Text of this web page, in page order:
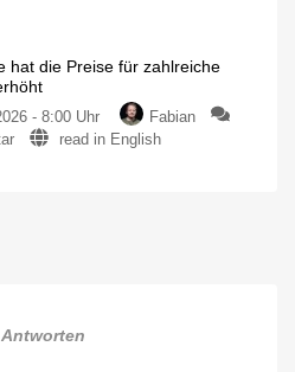
Podcast
die
Geschichte
hat die Preise für zahlreiche
- 8:00 Uhr
Fabian
zu
erhöht
read in English
Antworten